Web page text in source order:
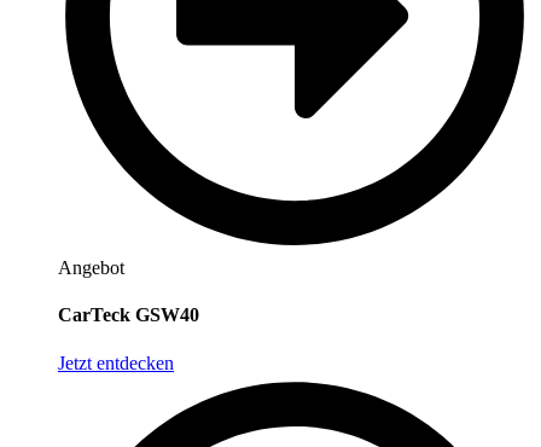
Angebot
CarTeck GSW40
Jetzt entdecken